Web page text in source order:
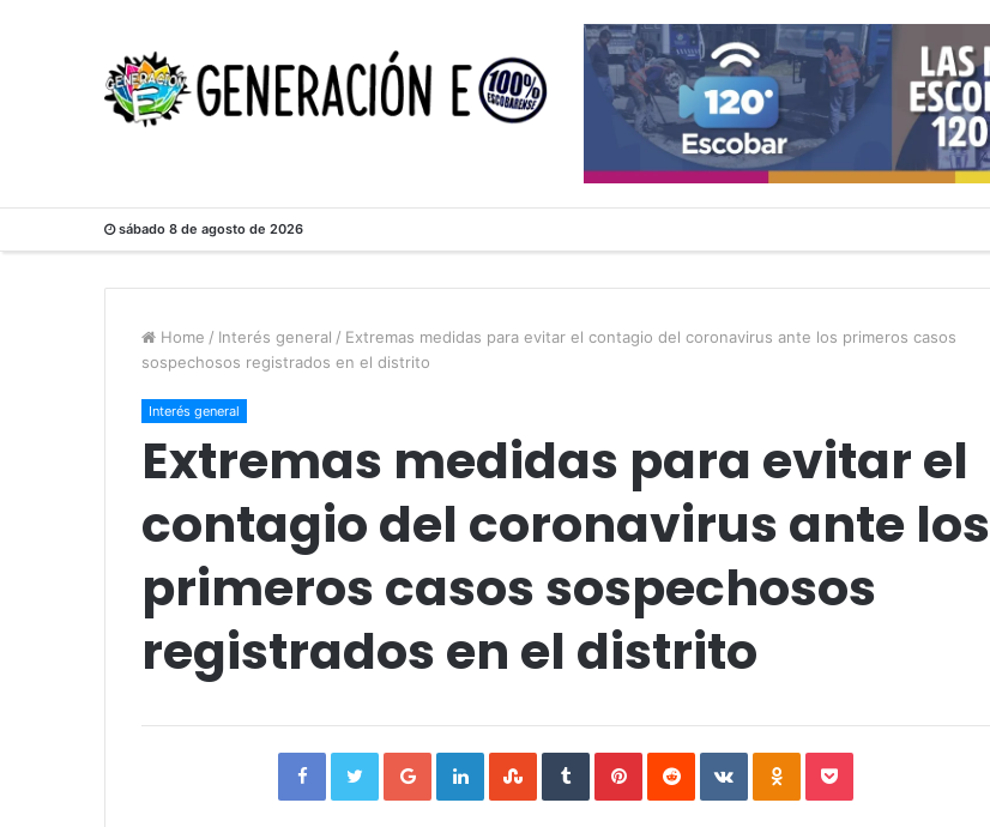
sábado 8 de agosto de 2026
Home / Interés general / Extremas medidas para evitar el contagio del coronavirus ante los primeros casos
sospechosos registrados en el distrito
Interés general
Extremas medidas para evitar el
contagio del coronavirus ante los
primeros casos sospechosos
registrados en el distrito
FacebookTwitterGoogle+LinkedInStumbleUpon
TumblrPinterestReddit VKontakteOdnoklassniki
Pocket